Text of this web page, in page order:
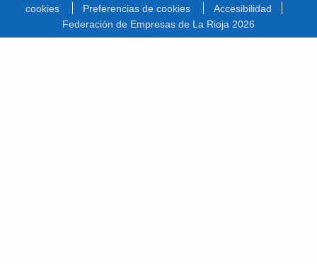
cookies
Preferencias de cookies
Accesibilidad
Federación de Empresas de La Rioja 2026